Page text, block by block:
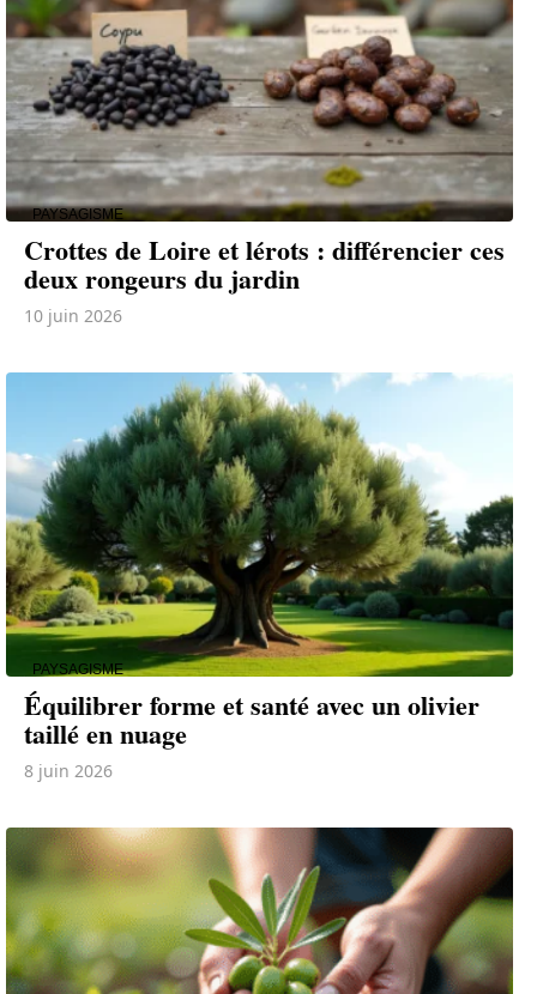
PAYSAGISME
Crottes de Loire et lérots : différencier ces
deux rongeurs du jardin
10 juin 2026
PAYSAGISME
Équilibrer forme et santé avec un olivier
taillé en nuage
8 juin 2026